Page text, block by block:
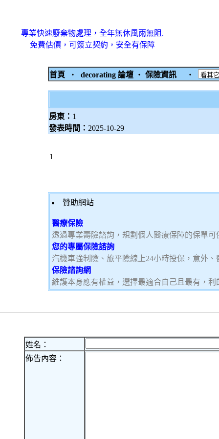
專業快速廢棄物處理，全年無休風雨無阻.
免費估價，可簽立契約，安全有保障
首頁 ‧ decorating 論壇 ‧ 保險資訊 ‧
房東： 1
發表時間： 2025-10-29
1
贊助網站
醫療保險
透過專業壽險諮詢，規劃個人醫療保障的保單可
您的專屬保險諮詢
汽機車強制險、旅平險線上24小時投保，意外
保險諮詢網
維護本身應有權益，選擇最適合自己且最有，
姓名：
佈告內容：